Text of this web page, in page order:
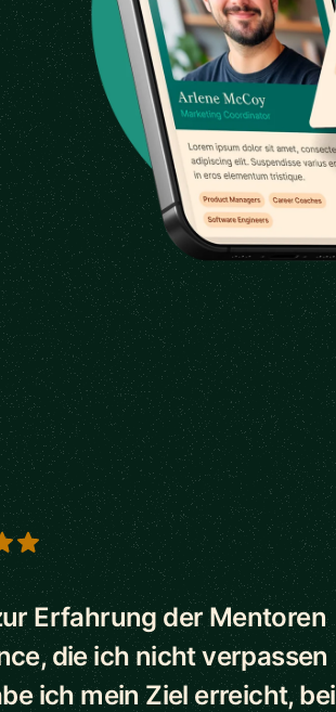
Erfahrung der Mentoren
die ich nicht verpassen
ich mein Ziel erreicht, bei